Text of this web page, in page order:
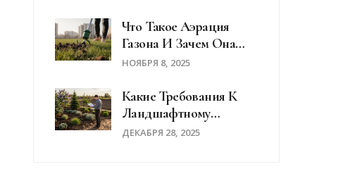
Что Такое Аэрация
Газона И Зачем Она
Нужна
НОЯБРЯ 8, 2025
Какие Требования К
Ландшафтному
Дизайнеру: Что
ДЕКАБРЯ 28, 2025